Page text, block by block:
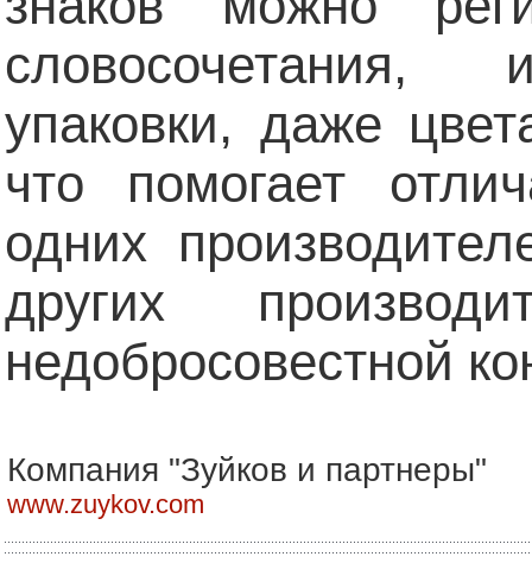
словосочетания,
упаковки, даже
что помогает
одних
других
недобросовестной
Компания "Зуйков и партнеры"
www.zuykov.com